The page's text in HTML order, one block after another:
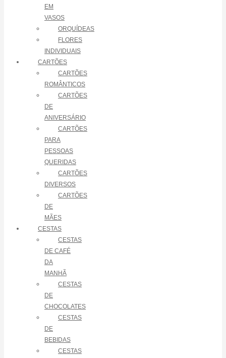
EM
VASOS
ORQUÍDEAS
FLORES
INDIVIDUAIS
CARTÕES
CARTÕES
ROMÂNTICOS
CARTÕES
DE
ANIVERSÁRIO
CARTÕES
PARA
PESSOAS
QUERIDAS
CARTÕES
DIVERSOS
CARTÕES
DE
MÃES
CESTAS
CESTAS
DE CAFÉ
DA
MANHÃ
CESTAS
DE
CHOCOLATES
CESTAS
DE
BEBIDAS
CESTAS